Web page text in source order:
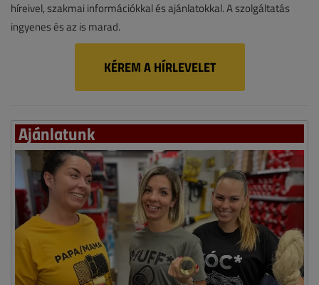
híreivel, szakmai információkkal és ajánlatokkal. A szolgáltatás
ingyenes és az is marad.
KÉREM A HÍRLEVELET
Ajánlatunk